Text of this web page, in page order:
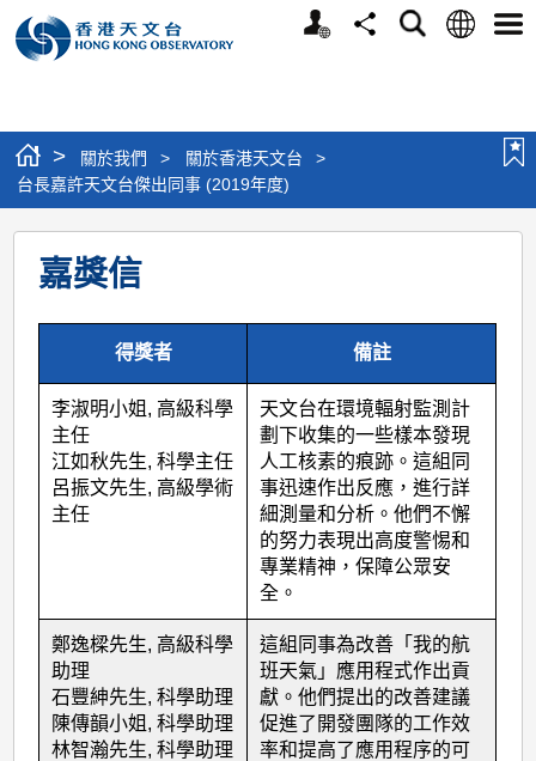
個
分
搜
語
選
> 關於我們 > 關於香港天文台
>
台長嘉許天文台傑出同事 (2019年度)
台
長
嘉
天
事
(2019
度)
嘉獎信
得獎者 備註
李淑明小姐, 高級科學
主任
江如秋先生, 科學主任
呂振文先生, 高級學術
主任
天文台在環境輻射監測計
劃下收集的一些樣本發現
人工核素的痕跡。這組同
事迅速作出反應，進行詳
細測量和分析。他們不懈
的努力表現出高度警惕和
專業精神，保障公眾安
全。
鄭逸樑先生, 高級科學
助理
石豐紳先生, 科學助理
陳傳韻小姐, 科學助理
林智瀚先生, 科學助理
這組同事為改善「我的航
班天氣」應用程式作出貢
獻。他們提出的改善建議
促進了開發團隊的工作效
率和提高了應用程序的可